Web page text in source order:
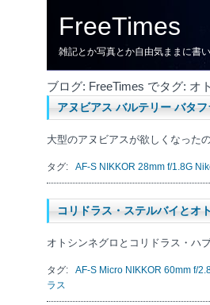
FreeTimes
雑記とか写真とか自由気ままに書
ブログ: FreeTimes でタグ: オ
アヌビアス バルテリー バタ
大型のアヌビアスが欲しくなった
タグ: AF-S NIKKOR 28mm f/1.8G
コリドラス・ステルバイとオ
オトシンネグロとコリドラス・ハ
タグ:
AF-S Micro NIKKOR 60mm f/
ラス